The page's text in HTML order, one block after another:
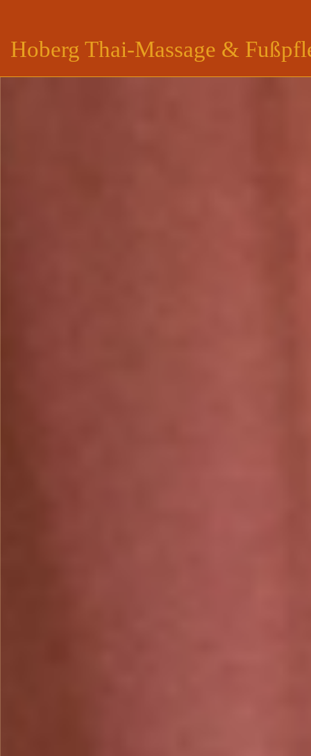
Hoberg Thai-Massage &